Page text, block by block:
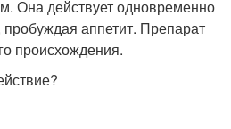
Она действует одновременно
пробуждая аппетит. Препарат
происхождения.